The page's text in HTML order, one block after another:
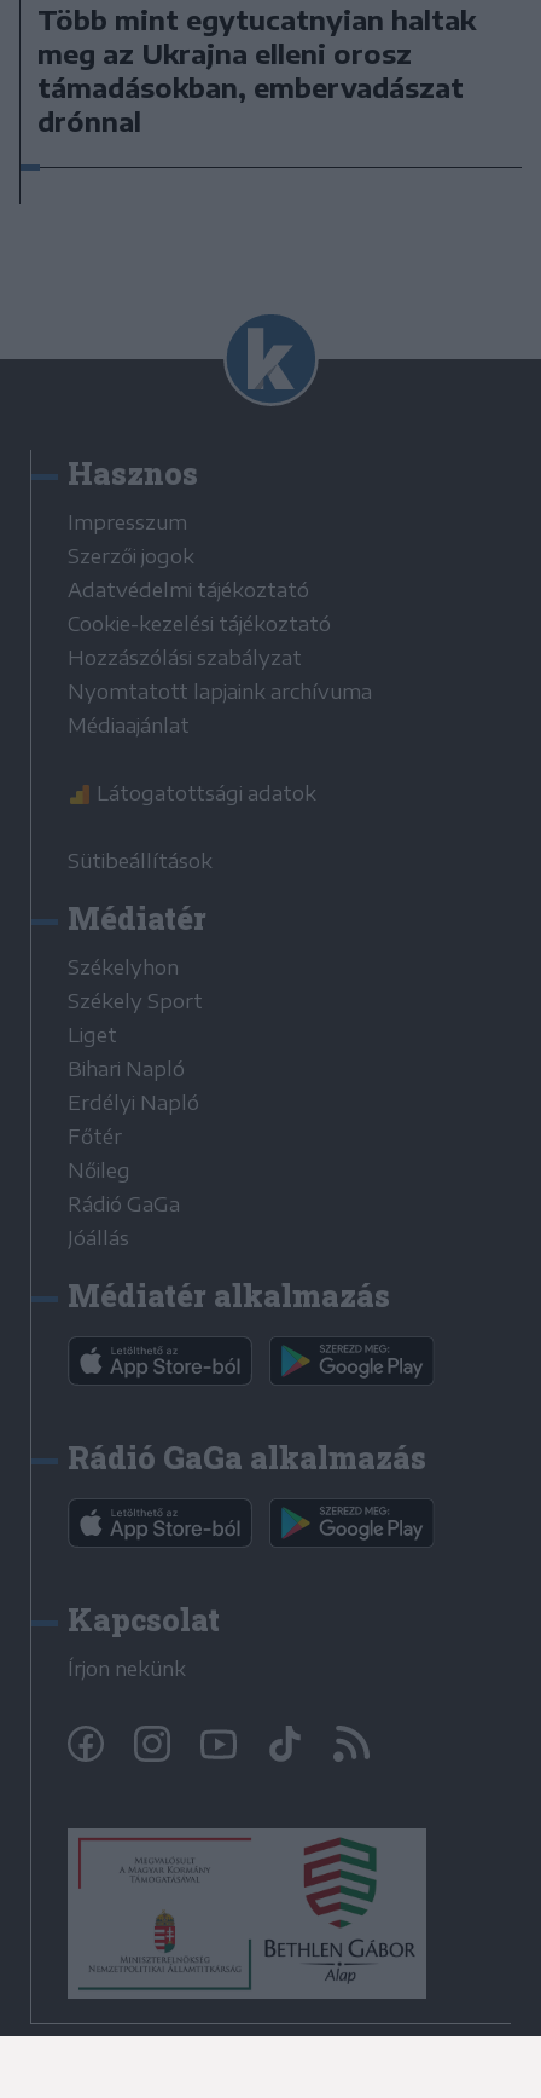
Több mint egytucatnyian haltak
meg az Ukrajna elleni orosz
támadásokban, embervadászat
drónnal
Hasznos
Impresszum
Szerzői jogok
Adatvédelmi tájékoztató
Cookie-kezelési tájékoztató
Hozzászólási szabályzat
Nyomtatott lapjaink archívuma
Médiaajánlat
Látogatottsági adatok
Sütibeállítások
Médiatér
Székelyhon
Székely Sport
Liget
Bihari Napló
Erdélyi Napló
Főtér
Nőileg
Rádió GaGa
Jóállás
Médiatér alkalmazás
Rádió GaGa alkalmazás
Kapcsolat
Írjon nekünk